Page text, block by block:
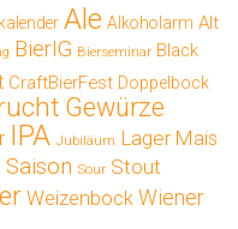
Ale Alkoholarm Alt
BierIG Bierseminar Black
CraftBierFest Doppelbock
Gewürze
IPA Jubiläum Lager Mais
Saison Sour Stout
Weizenbock Wiener